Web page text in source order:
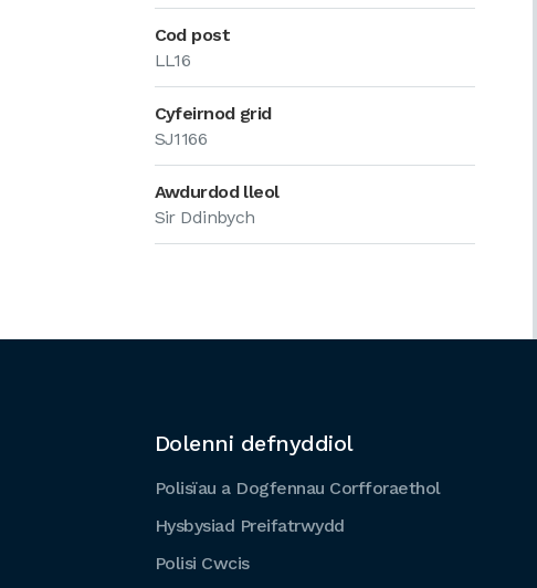
Cod post
LL16
Cyfeirnod grid
SJ1166
Awdurdod lleol
Sir Ddinbych
Dolenni defnyddiol
Polisïau a Dogfennau Corfforaethol
Hysbysiad Preifatrwydd
Polisi Cwcis